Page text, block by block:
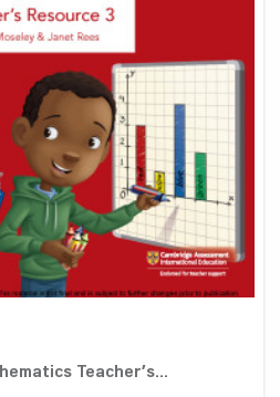
Teacher’s...